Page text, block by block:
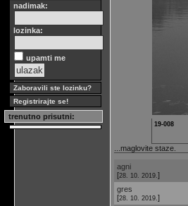
nadimak:
lozinka:
upamti me
Zaboravili ste lozinku?
Registrirajte se!
trenutno prisutni:
19-008
...maglovite staze.
agni
[28. 10. 2019. ]
gres
[28. 10. 2019. ]